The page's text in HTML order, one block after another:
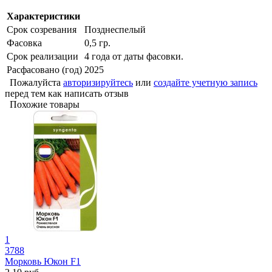
Характеристики
Срок созревания
Позднеспелый
Фасовка
0,5 гр.
Срок реализации
4 года от даты фасовки.
Расфасовано (год) 2025
Пожалуйста авторизируйтесь или создайте учетную запись
перед тем как написать отзыв
Похожие товары
1
3788
Морковь Юкон F1